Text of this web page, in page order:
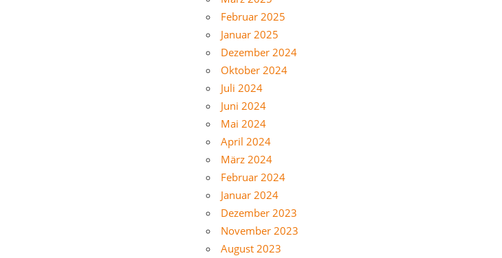
Februar 2025
Januar 2025
Dezember 2024
Oktober 2024
Juli 2024
Juni 2024
Mai 2024
April 2024
März 2024
Februar 2024
Januar 2024
Dezember 2023
November 2023
August 2023